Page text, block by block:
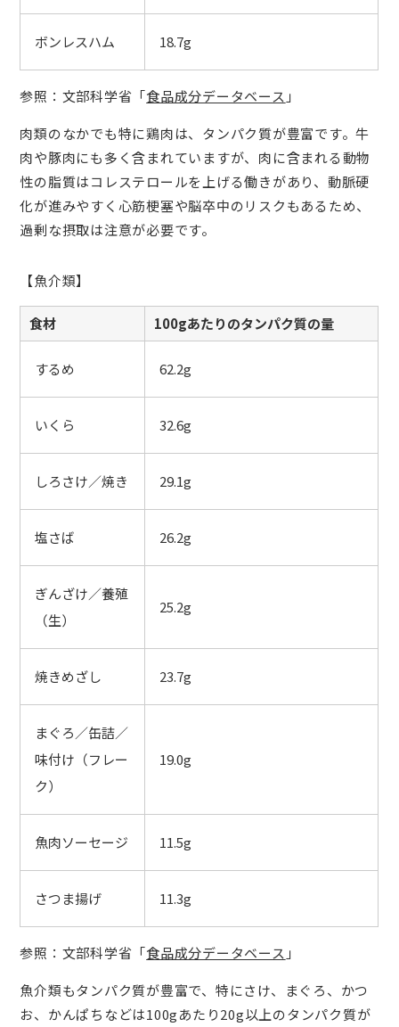
ボンレスハム 18.7g
参照：文部科学省「食品成分データベース 」
肉類のなかでも特に鶏肉は、タンパク質が豊富です。牛
肉や豚肉にも多く含まれていますが、肉に含まれる動物
性の脂質はコレステロールを上げる働きがあり、動脈硬
化が進みやすく心筋梗塞や脳卒中のリスクもあるため、
過剰な摂取は注意が必要です。
【魚介類】
食材 100gあたりのタンパク質の量
するめ 62.2g
いくら 32.6g
しろさけ／焼き 29.1g
塩さば 26.2g
ぎんざけ／養殖
（生）
25.2g
焼きめざし 23.7g
まぐろ／缶詰／
味付け（フレー
ク）
19.0g
魚肉ソーセージ 11.5g
さつま揚げ 11.3g
参照：文部科学省「食品成分データベース 」
魚介類もタンパク質が豊富で、特にさけ、まぐろ、かつ
お、かんぱちなどは100gあたり20g以上のタンパク質が